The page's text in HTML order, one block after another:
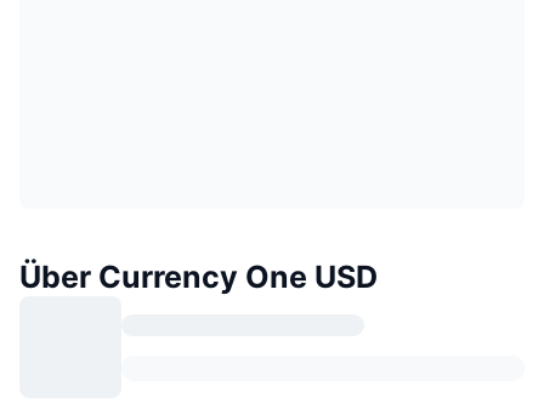
Über Currency One USD